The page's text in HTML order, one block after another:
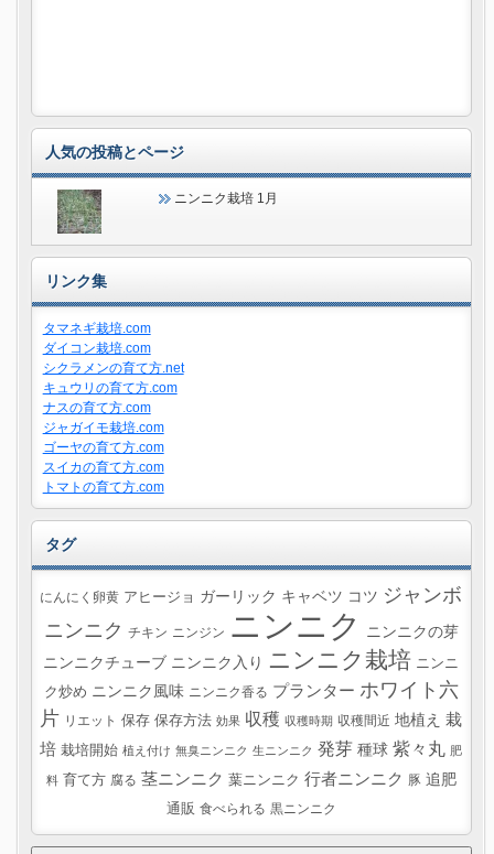
人気の投稿とページ
ニンニク栽培 1月
リンク集
タマネギ栽培.com
ダイコン栽培.com
シクラメンの育て方.net
キュウリの育て方.com
ナスの育て方.com
ジャガイモ栽培.com
ゴーヤの育て方.com
スイカの育て方.com
トマトの育て方.com
タグ
にんにく卵黄 アヒージョ ガーリック キャベツ コツ ジャンボ
ニンニク チキン ニンジン ニンニク
ニンニクの芽
ニンニクチューブ ニンニク入り ニンニク栽培 ニンニ
ク炒め ニンニク風味 ニンニク香る プランター ホワイト六
片 リエット 保存 保存方法 効果 収穫 収穫時期 収穫間近 地植え 栽
培 栽培開始 植え付け 無臭ニンニク 生ニンニク 発芽 種球 紫々丸 肥
料 育て方 腐る 茎ニンニク 葉ニンニク 行者ニンニク 豚 追肥
通販 食べられる 黒ニンニク